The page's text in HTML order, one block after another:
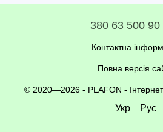
380 63 500 90
Контактна
Повна версія
© 2020—2026 - PLAFON -
Укр Рус